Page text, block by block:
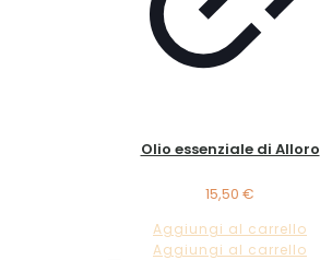
Olio essenziale di Alloro
15,50 €
Aggiungi al carrello
Aggiungi al carrello